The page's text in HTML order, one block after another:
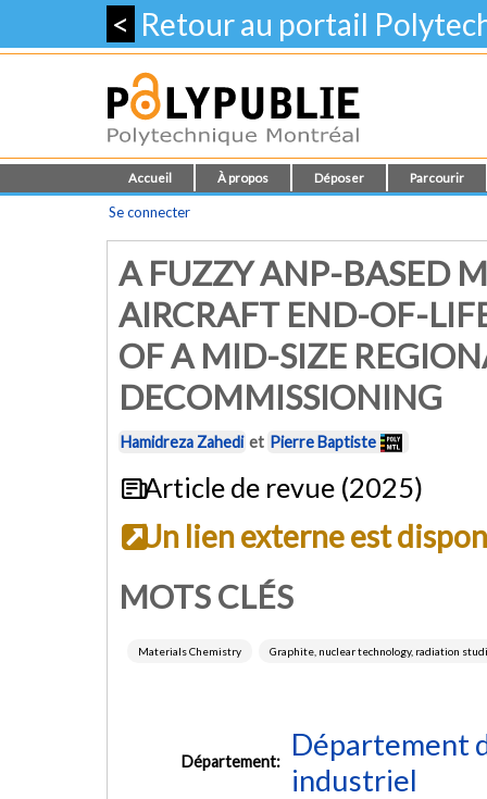
< Retour au portail
Accueil À propos Déposer Parcourir
Se connecter
A FUZZY ANP-BASED
AIRCRAFT END-OF-
OF A MID-SIZE
DECOMMISSIONING
Hamidreza Zahedi et Pierre Baptiste
Article de revue (2025)
Un lien externe est
MOTS CLÉS
Materials Chemistry Graphite, nuclear technology, radiation
Département:
Département
industriel